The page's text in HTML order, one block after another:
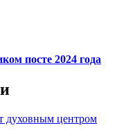
посте 2024 года